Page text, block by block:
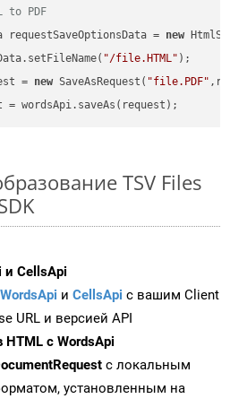
to PDF
requestSaveOptionsData = new
"/file.HTML" );
= new SaveAsRequest( "file.PDF"
TSV Files
и CellsApi
WordsApi и CellsApi с вашим Client
URL и версией API
HTML с WordsApi
с локальным
установленным на